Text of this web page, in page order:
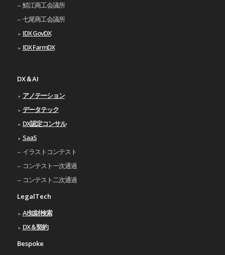
鯖江商工会議所
七尾商工会議所
IDX GovDX
IDX FarmDX
DX＆AI
アノテーション
データテック
DX認定コンサル
SaaS
イラストコンテスト
コンテスト一次通過
コンテスト二次通過
LegalTech
AI知財検索
DX＆契約
Bespoke